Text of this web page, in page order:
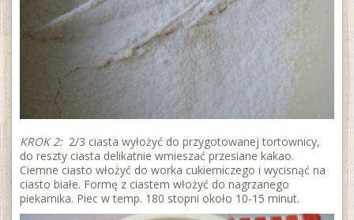
KROK 2:2/3 ciasta wyłożyć do przygotowanej tortownicy,
do reszty ciasta delikatnie wmieszać przesiane kakao.
Ciemne ciasto włożyć do worka cukierniczego i wycisnąć na
ciasto białe. Formę z ciastem włożyć do nagrzanego
piekarnika. Piec w temp. 180 stopni około 10-15 minut.